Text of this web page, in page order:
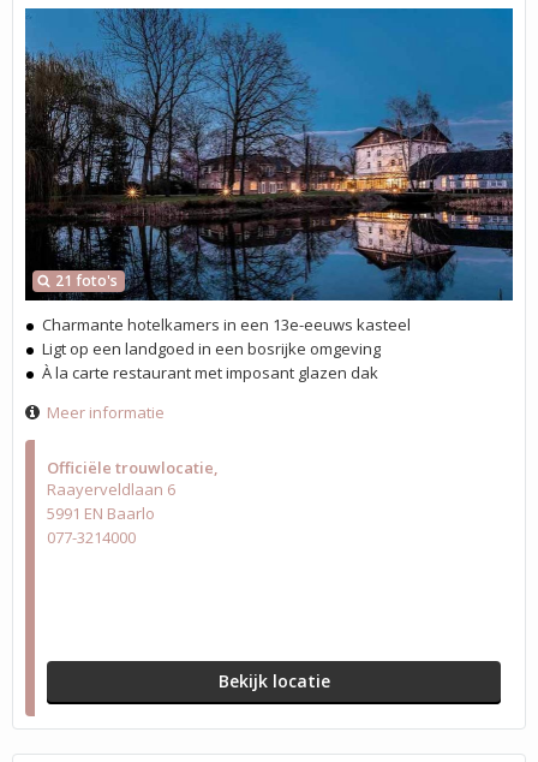
Officiële trouwlocatie
Raayerveldlaan 6
5991 EN Baarlo
077-3214000
Bekijk locatie
21 foto's
Charmante hotelkamers in een 13e-eeuws kasteel
Ligt op een landgoed in een bosrijke omgeving
À la carte restaurant met imposant glazen dak
Meer informatie